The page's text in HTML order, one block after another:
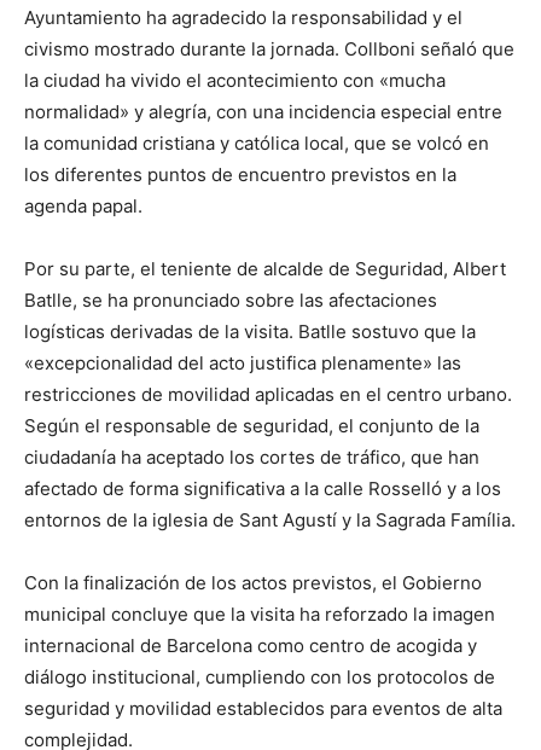
Ayuntamiento ha agradecido la responsabilidad y el
civismo mostrado durante la jornada. Collboni señaló que
la ciudad ha vivido el acontecimiento con «mucha
normalidad» y alegría, con una incidencia especial entre
la comunidad cristiana y católica local, que se volcó en
los diferentes puntos de encuentro previstos en la
agenda papal.
Por su parte, el teniente de alcalde de Seguridad, Albert
Batlle, se ha pronunciado sobre las afectaciones
logísticas derivadas de la visita. Batlle sostuvo que la
«excepcionalidad del acto justifica plenamente» las
restricciones de movilidad aplicadas en el centro urbano.
Según el responsable de seguridad, el conjunto de la
ciudadanía ha aceptado los cortes de tráfico, que han
afectado de forma significativa a la calle Rosselló y a los
entornos de la iglesia de Sant Agustí y la Sagrada Família.
Con la finalización de los actos previstos, el Gobierno
municipal concluye que la visita ha reforzado la imagen
internacional de Barcelona como centro de acogida y
diálogo institucional, cumpliendo con los protocolos de
seguridad y movilidad establecidos para eventos de alta
complejidad.